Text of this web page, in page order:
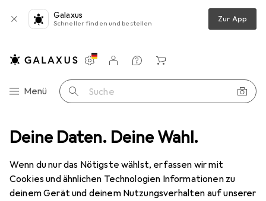
Deine Daten. Deine Wahl.
Wenn du nur das Nötigste wählst, erfassen wir mit
Cookies und ähnlichen Technologien Informationen zu
deinem Gerät und deinem Nutzungsverhalten auf unserer
Galaxus
Schneller finden und bestellen Zur App
Navigation nach Kategorien
Menü Suche
Einstellungen
Kundenkonto
Vergleichslisten
Merklisten
Warenkorb
Schneidutensilien Küchenmesser Victorinox Chefmesser
5 Bilder